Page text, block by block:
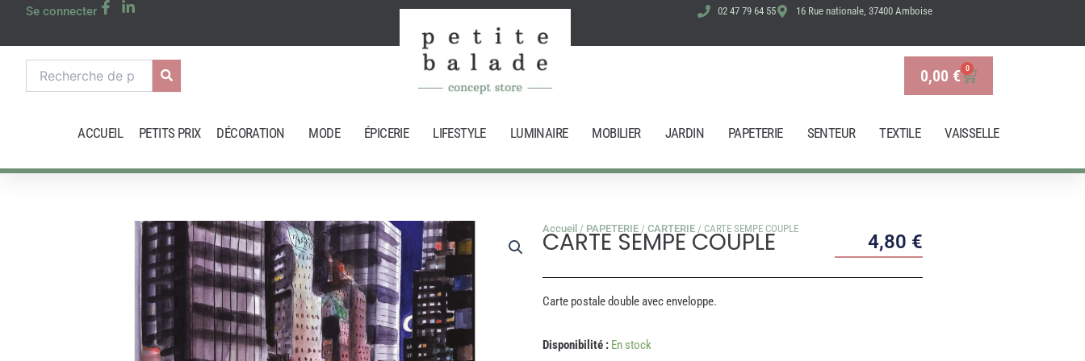
Se connecter 02 47 79 64 55 16 Rue nationale, 37400 Amboise
pour :
0,00 € 0
Panier
ACCUEIL PETITS PRIX DÉCORATION MODE ÉPICERIE LIFESTYLE LUMINAIRE MOBILIER JARDIN PAPETERIE SENTEUR TEXTILE VAISSELLE
Accueil / PAPETERIE / CARTERIE / CARTE SEMPE COUPLE
CARTE SEMPE COUPLE 4,80 €
Carte postale double avec enveloppe.
Disponibilité : En stock
quantité
COUPLE